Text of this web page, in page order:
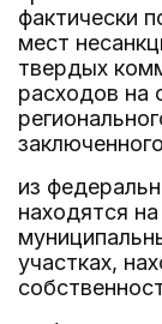
фактически
мест
твердых
расходов на
из
находятся
участках,